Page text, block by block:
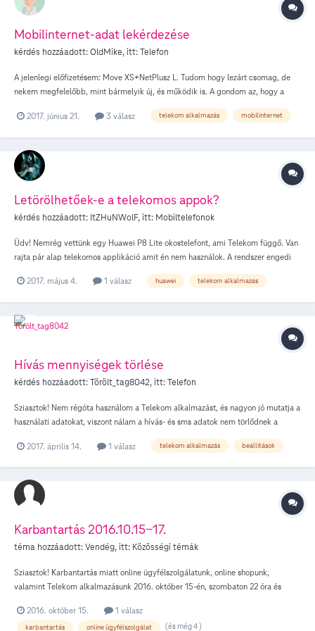
Mobilinternet-adat lekérdezése
kérdés hozzáadott:OldMike, itt:Telefon
A jelenlegi előfizetésem: Move XS+NetPlusz L. Tudom hogy lezárt csomag, de
nekem megfelelőbb, mint bármelyik új, és működik is. A gondom az, hogy a
egyenlege is. A NetPlusz L egyáltalán nem látható, és így a mobilinternet
(mindegy hogy PC-n vagy a mobilon) látom a NetPlusz L-t is, és a mobilinternet
egyenleget is. Nem értem hogy az App-pal ez miért nem jó? Az már más tészta,
hogy az előfizetés testreszabására kattintva a szolgáltatás jelenleg nem elérhető
bővítést rendelni, de így nem lehet .
2017. június 21. 3 válasz telekom alkalmazás mobilinternet
Letörölhetőek-e a telekomos appok?
kérdés hozzáadott: ItZHuNWolF, itt: Mobiltelefonok
Üdv! Nemrég vettünk egy Huawei P8 Lite okostelefont, ami Telekom függő. Van
rajta pár alap telekomos applikáció amit én nem használok. A rendszer engedi
Megtehetem, hogy letörlöm, vagy inkább hadjam rajta a garancia érdekében?
2017. május 4. 1 válasz huawei telekom alkalmazás
Hívás mennyiségek törlése
kérdés hozzáadott:Törölt_tag8042, itt:Telefon
Sziasztok! Nem régóta használom a Telekom alkalmazást, és nagyon jó mutatja a
használati adatokat, viszont nálam a hívás- és sms adatok nem törlődnek a
egyenlegemet. Van erre valami megoldás? Köszi
2017. április 14. 1 válasz telekom alkalmazás beállítások
Karbantartás 2016.10.15-17.
téma hozzáadott: Vendég, itt: Közösségi témák
Sziasztok! Karbantartás miatt online ügyfélszolgálatunk, online shopunk,
valamint Telekom alkalmazásunk 2016. október 15-én, szombaton 22 óra és
időszakban ezeken keresztül megrendelések leadására, számlafizetésre nincs
lehetőség, a számlák banki átutalással vagy a Díjnet felületén egyenlíthetőek ki
2016. október 15. 1 válasz
karbantartás online ügyfélszolgálat (és még 4 )